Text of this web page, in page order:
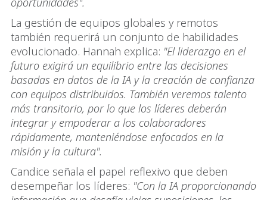
La gestión de equipos globales y remotos
también requerirá un conjunto de habilidades
evolucionado. Hannah explica: "El liderazgo en el
futuro exigirá un equilibrio entre las decisiones
basadas en datos de la IA y la creación de confianza
con equipos distribuidos. También veremos talento
más transitorio, por lo que los líderes deberán
integrar y empoderar a los colaboradores
rápidamente, manteniéndose enfocados en la
misión y la cultura".
Candice señala el papel reflexivo que deben
desempeñar los líderes: "Con la IA proporcionando